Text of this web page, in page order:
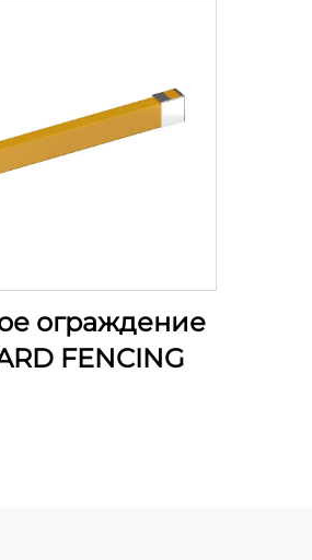
ограждение
FENCING